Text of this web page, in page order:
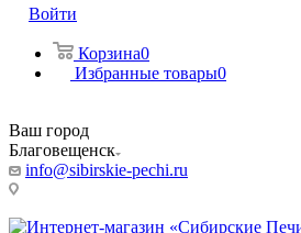
Войти
Корзина0
Избранные товары0
Ваш город
Благовещенск
info@sibirskie-pechi.ru